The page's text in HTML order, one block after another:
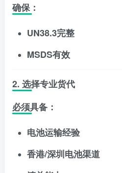
确保：
UN38.3完整
MSDS有效
2. 选择专业货代
必须具备：
电池运输经验
香港/深圳电池渠道